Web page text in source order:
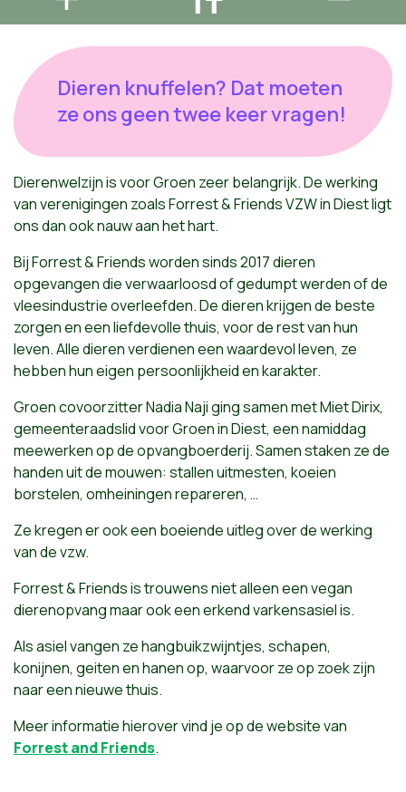
Dieren knuffelen? Dat moeten
ze ons geen twee keer vragen!
Dierenwelzijn is voor Groen zeer belangrijk. De werking
van verenigingen zoals Forrest & Friends VZW in Diest ligt
ons dan ook nauw aan het hart.
Bij Forrest & Friends worden sinds 2017 dieren
opgevangen die verwaarloosd of gedumpt werden of de
vleesindustrie overleefden. De dieren krijgen de beste
zorgen en een liefdevolle thuis, voor de rest van hun
leven. Alle dieren verdienen een waardevol leven, ze
hebben hun eigen persoonlijkheid en karakter.
Groen covoorzitterNadia Naji ging samen met Miet Dirix,
gemeenteraadslid voor Groen in Diest, een namiddag
meewerken op de opvangboerderij. Samen staken ze de
handen uit de mouwen: stallen uitmesten, koeien
borstelen, omheiningen repareren, …
Ze kregen er ook een boeiende uitleg over de werking
van de vzw.
Forrest & Friends is trouwens niet alleen een vegan
dierenopvang maar ook een erkend varkensasiel is.
Als asiel vangen ze hangbuikzwijntjes, schapen,
konijnen, geiten en hanen op, waarvoor ze op zoek zijn
naar een nieuwe thuis.
Meer informatie hierover vind je op de website van
Forrest and Friends.